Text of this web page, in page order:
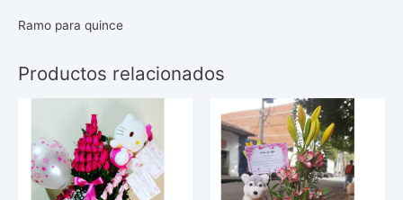
Ramo para quince
Productos relacionados